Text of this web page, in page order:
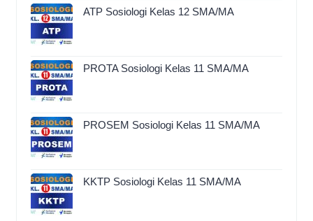
ATP Sosiologi Kelas 12 SMA/MA
PROTA Sosiologi Kelas 11 SMA/MA
PROSEM Sosiologi Kelas 11 SMA/MA
KKTP Sosiologi Kelas 11 SMA/MA